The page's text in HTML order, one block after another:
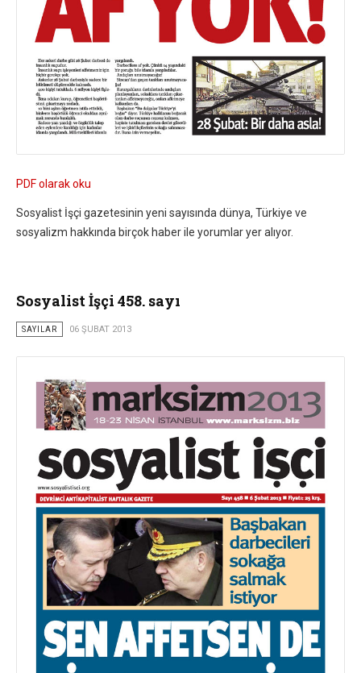
PDF olarak oku
Sosyalist İşçi gazetesinin yeni sayısında dünya, Türkiye ve
sosyalizm hakkında birçok haber ile yorumlar yer alıyor.
Sosyalist İşçi 458. sayı
SAYILAR 06 ŞUBAT 2013